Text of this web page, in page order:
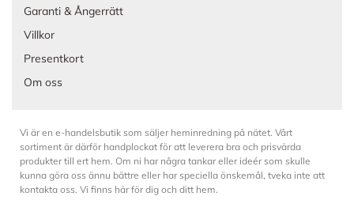
Garanti & Ångerrätt
Villkor
Presentkort
Om oss
Vi är en e-handelsbutik som säljer heminredning på nätet. Vårt
sortiment är därför handplockat för att leverera bra och prisvärda
produkter till ert hem. Om ni har några tankar eller ideér som skulle
kunna göra oss ännu bättre eller har speciella önskemål, tveka inte att
kontakta oss. Vi finns här för dig och ditt hem.